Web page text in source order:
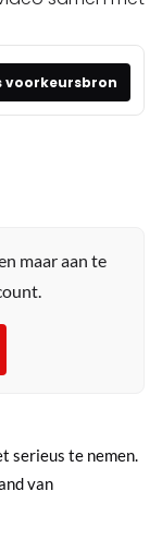
voorkeursbron
maar aan te
serieus te nemen.
van